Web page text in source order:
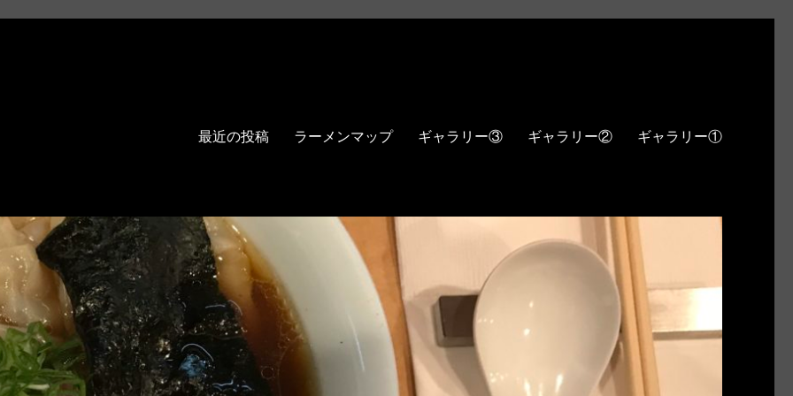
最近の投稿 ラーメンマップ ギャラリー③ ギャラリー② ギャラリー①